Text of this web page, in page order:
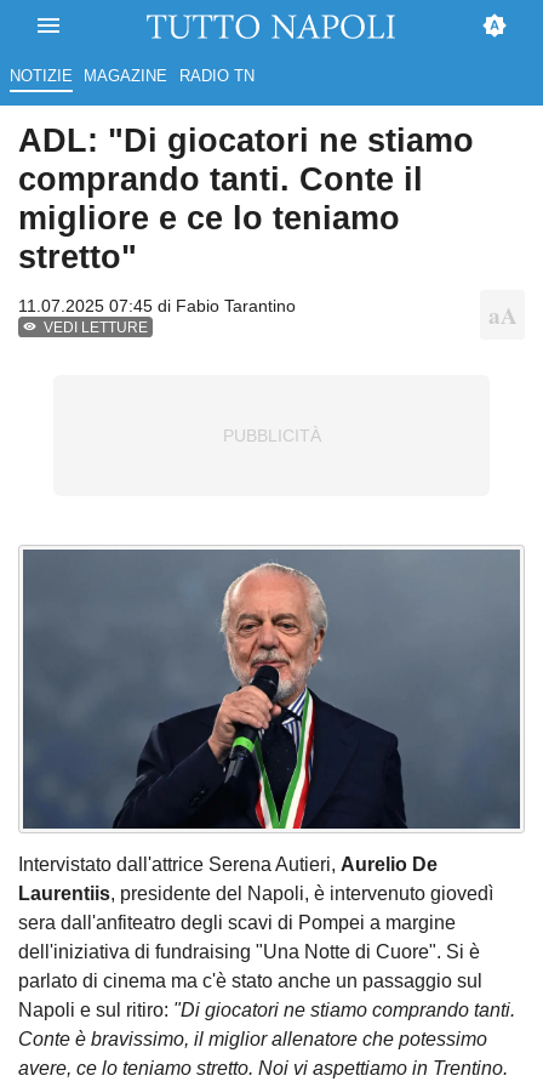
NOTIZIE MAGAZINE RADIO TN
ADL: "Di giocatori ne stiamo
comprando tanti. Conte il
migliore e ce lo teniamo
stretto"
11.07.2025 07:45 di Fabio Tarantino
VEDI LETTURE
Intervistato dall'attrice Serena Autieri, Aurelio De
Laurentiis, presidente del Napoli, è intervenuto giovedì
sera dall'anfiteatro degli scavi di Pompei a margine
dell'iniziativa di fundraising "Una Notte di Cuore". Si è
parlato di cinema ma c'è stato anche un passaggio sul
Napoli e sul ritiro: "Di giocatori ne stiamo comprando tanti.
Conte è bravissimo, il miglior allenatore che potessimo
avere, ce lo teniamo stretto. Noi vi aspettiamo in Trentino.